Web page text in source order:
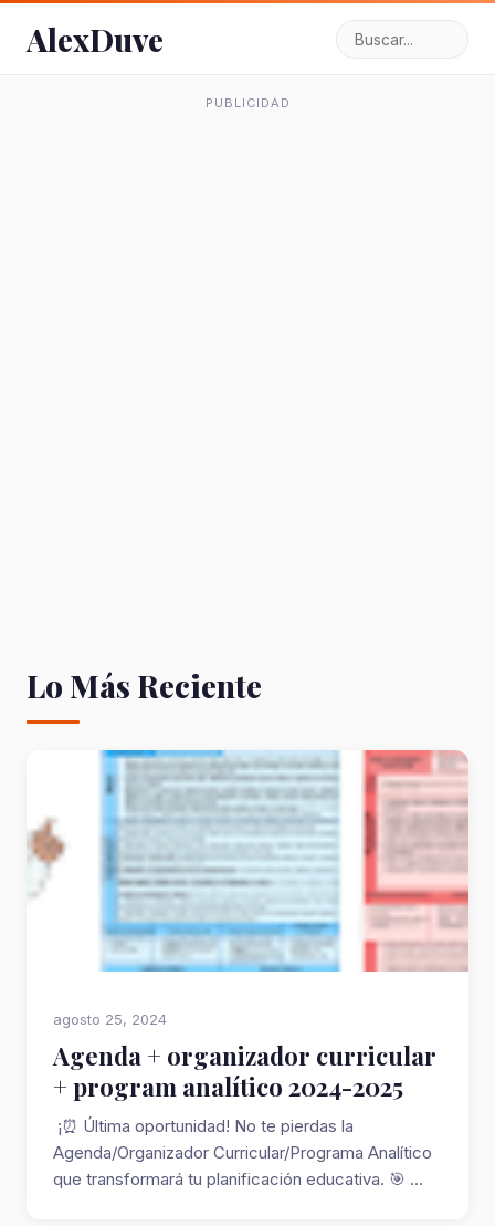
AlexDuve
PUBLICIDAD
Lo Más Reciente
agosto 25, 2024
Agenda + organizador curricular
+ program analítico 2024-2025
¡⏰ Última oportunidad! No te pierdas la
Agenda/Organizador Curricular/Programa Analítico
que transformará tu planificación educativa. 🎯 ...